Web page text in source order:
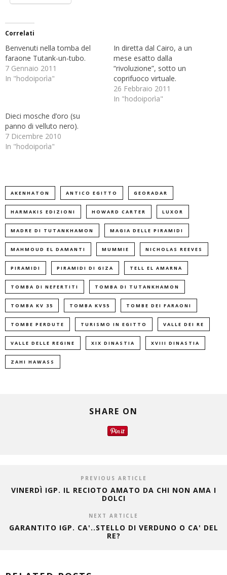
Correlati
Benvenuti nella tomba del
faraone Tutank-un-tubo.
7 Gennaio 2011
In "hodoiporìa"
In diretta dal Cairo, a un
mese esatto dalla
“rivoluzione”, sotto un
coprifuoco virtuale.
26 Febbraio 2011
In "hodoiporìa"
Dieci mosche d’oro (su
panno di velluto nero).
7 Dicembre 2010
In "hodoiporìa"
AKENHATON ANTICO EGITTO GEORADAR
HARMAKIS EDIZIONI HOWARD CARTER LUXOR
MADRE DI TUTANKHAMON MAGIA DELLE PIRAMIDI
MAHMOUD EL DAMANTI MUMMIE NICHOLAS REEVES
PIRAMIDI PIRAMIDI DI GIZA TELL EL AMARNA
TOMBA DI NEFERTITI TOMBA DI TUTANKHAMON
TOMBA KV 35 TOMBA KV55 TOMBE DEI FARAONI
TOMBE PERDUTE TURISMO IN EGITTO VALLE DEI RE
VALLE DELLE REGINE XIX DINASTIA XVIII DINASTIA
ZAHI HAWASS
SHARE ON
PREVIOUS ARTICLE
VINERDÌ IGP. IL RECIOTO AMATO DA CHI NON AMA I
DOLCI
NEXT ARTICLE
GARANTITO IGP. CA'..STELLO DI VERDUNO O CA' DEL
RE?